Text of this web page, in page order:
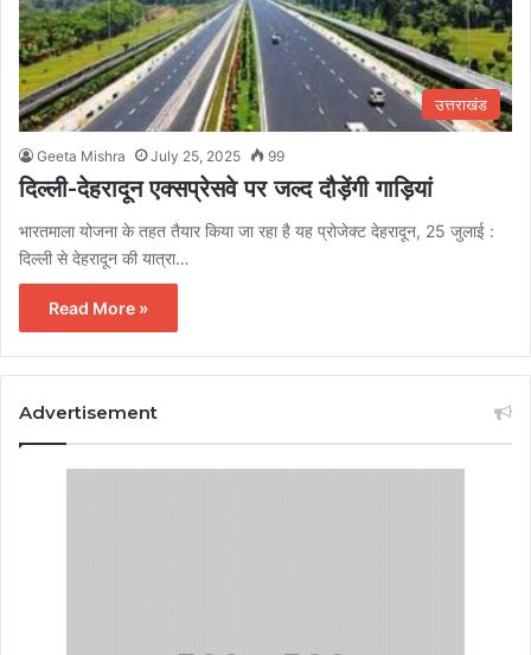
उत्तराखंड
Geeta Mishra July 25, 2025 99
दिल्ली-देहरादून एक्सप्रेसवे पर जल्द दौड़ेंगी गाड़ियां
भारतमाला योजना के तहत तैयार किया जा रहा है यह प्रोजेक्ट देहरादून, 25 जुलाई :
दिल्ली से देहरादून की यात्रा…
Read More »
Advertisement